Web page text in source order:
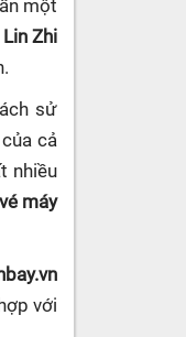
một
Zhi
sử
cả
nhiều
máy
với